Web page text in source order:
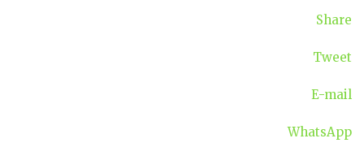
Share
Tweet
E-mail
WhatsApp